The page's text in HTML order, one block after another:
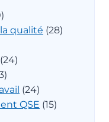
qualité (28)
(24)
(24)
QSE (15)